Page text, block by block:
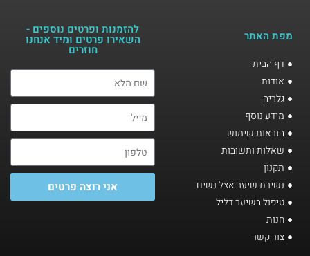
מפת האתר
דף הבית
אודות
גלריה
מידע נוסף
הוראות שימוש
שאלות ותשובות
תקנון
נשירת שיער אצל נשים
טיפול בשיער דליל
חנות
צור קשר
להזמנות ופרטים נוספים -
השאירו פרטים ומיד אנחנו
חוזרים​
אני רוצה פרטים